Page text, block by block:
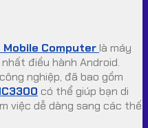
Mobile Computerlà máy
điều hành Android.
nghiệp, đã bao gồm
có thể giúp bạn di
việc dễ dàng sang các thế